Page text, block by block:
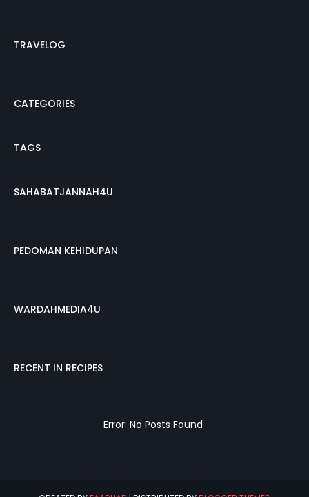
TRAVELOG
CATEGORIES
TAGS
SAHABATJANNAH4U
PEDOMAN KEHIDUPAN
WARDAHMEDIA4U
RECENT IN RECIPES
Error: No Posts Found